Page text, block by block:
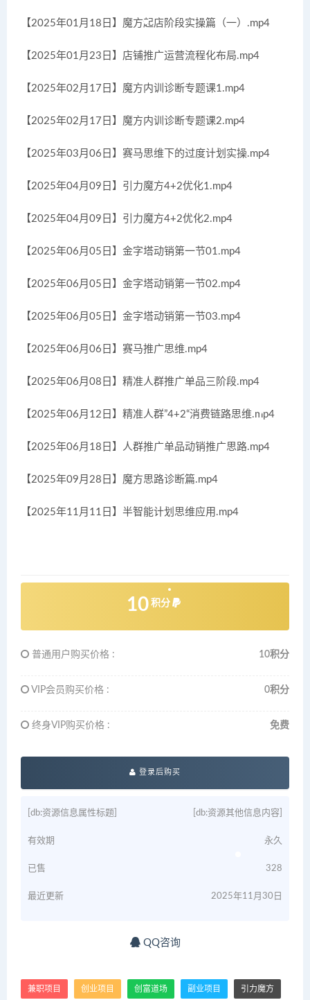
【2025年01月18日】魔方起店阶段实操篇（一）.mp4
【2025年01月23日】店铺推广运营流程化布局.mp4
【2025年02月17日】魔方内训诊断专题课1.mp4
【2025年02月17日】魔方内训诊断专题课2.mp4
【2025年03月06日】赛马思维下的过度计划实操.mp4
【2025年04月09日】引力魔方4+2优化1.mp4
【2025年04月09日】引力魔方4+2优化2.mp4
【2025年06月05日】金字塔动销第一节01.mp4
【2025年06月05日】金字塔动销第一节02.mp4
【2025年06月05日】金字塔动销第一节03.mp4
【2025年06月06日】赛马推广思维.mp4
【2025年06月08日】精准人群推广单品三阶段.mp4
【2025年06月12日】精准人群”4+2“消费链路思维.mp4
【2025年06月18日】人群推广单品动销推广思路.mp4
【2025年09月28日】魔方思路诊断篇.mp4
【2025年11月11日】半智能计划思维应用.mp4
10 积分
普通用户购买价格 : 10积分
VIP会员购买价格 : 0积分
终身VIP购买价格 : 免费
登录后购买
[db:资源信息属性标题] [db:资源其他信息内容]
有效期 永久
已售 328
最近更新 2025年11月30日
QQ咨询
兼职项目 创业项目 创富道场 副业项目 引力魔方